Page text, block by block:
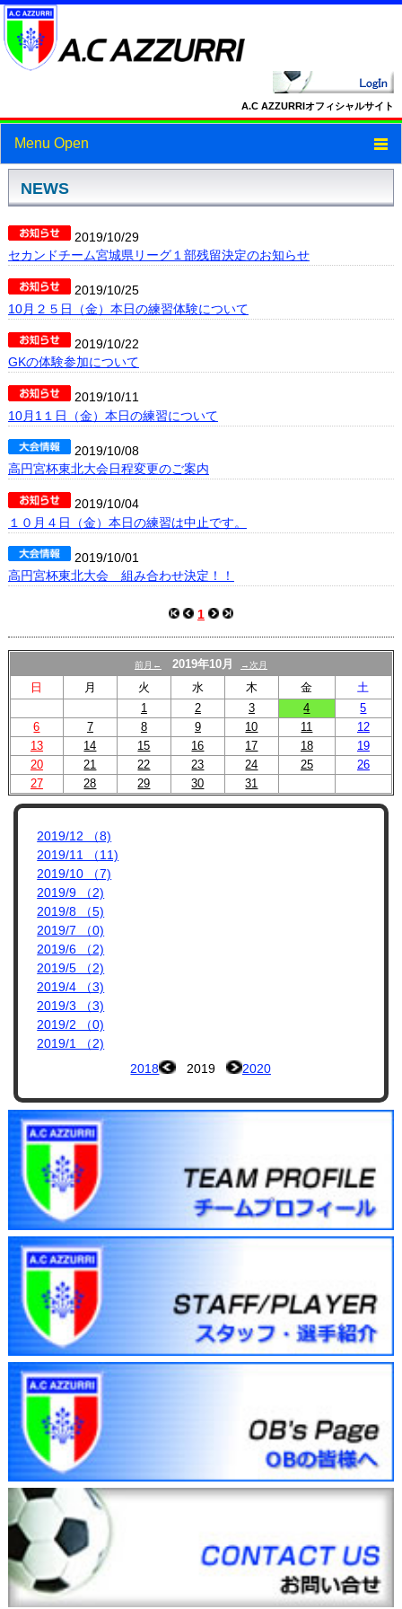
A.C AZZURRIオフィシャルサイト
Menu Open
トップ
スケジュール
スタッフ・選手紹介
フォトギャラリー
ブログ
プロフィール
リンク集
NEWS
2019/10/29
セカンドチーム宮城県リーグ１部残留決定のお知らせ
2019/10/25
10月２５日（金）本日の練習体験について
2019/10/22
GKの体験参加について
2019/10/11
10月1１日（金）本日の練習について
2019/10/08
高円宮杯東北大会日程変更のご案内
2019/10/04
１０月４日（金）本日の練習は中止です。
2019/10/01
高円宮杯東北大会 組み合わせ決定！！
1
前月← 2019年10月 →次月
日 月 火 水 木 金
土
1
2 3 4
5
6
7 8 9 10 11
12
13
14 15 16 17 18
19
20
21 22 23 24 25
26
27
28 29 30 31
2019/12 （8)
2019/11 （11)
2019/10 （7)
2019/9 （2)
2019/8 （5)
2019/7 （0)
2019/6 （2)
2019/5 （2)
2019/4 （3)
2019/3 （3)
2019/2 （0)
2019/1 （2)
2018
2019 2020